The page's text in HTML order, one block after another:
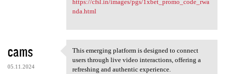
https://cfsl.in/images/pgs/1xbet_promo_code_rwa
nda.html
cams
05.11.2024
This emerging platform is
This emerging platform is designed to connect
users through live video interactions, offering a
refreshing and authentic experience.